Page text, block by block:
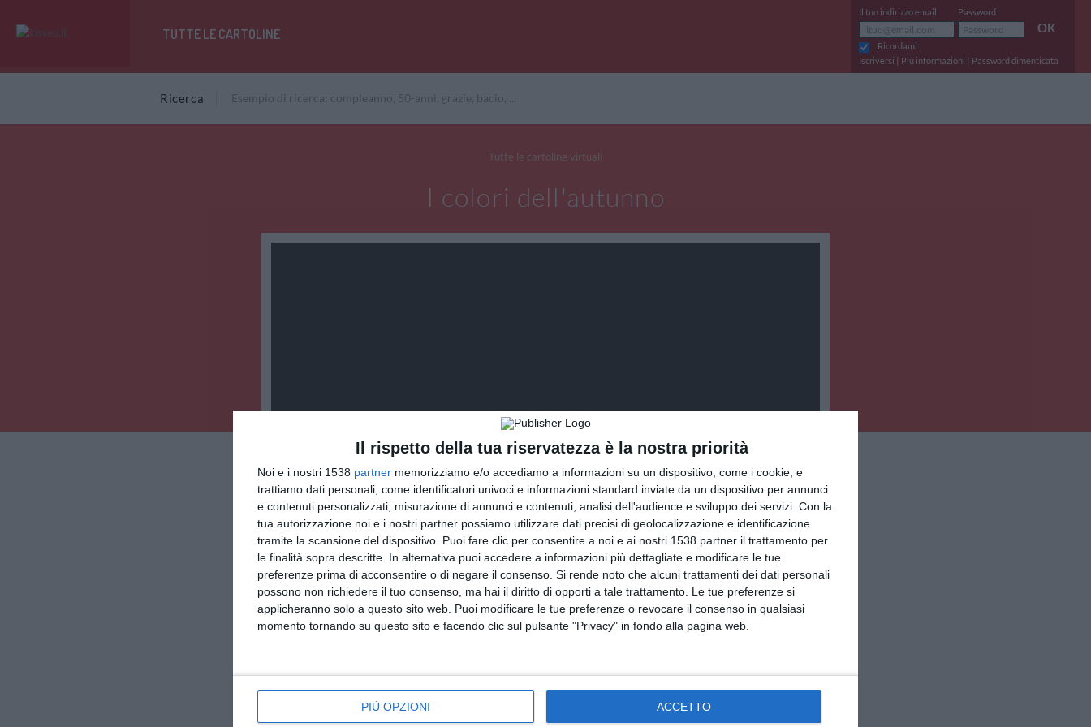
Il rispetto della tua riservatezza è la nostra priorità
Noi e i nostri 1538 partner memorizziamo e/o accediamo a informazioni su un dispositivo, come i cookie, e
trattiamo dati personali, come identificatori univoci e informazioni standard inviate da un dispositivo per annunci
e contenuti personalizzati, misurazione di annunci e contenuti, analisi dell'audience e sviluppo dei servizi. Con la
tua autorizzazione noi e i nostri partner possiamo utilizzare dati precisi di geolocalizzazione e identificazione
tramite la scansione del dispositivo. Puoi fare clic per consentire a noi e ai nostri 1538 partner il trattamento per
le finalità sopra descritte. In alternativa puoi accedere a informazioni più dettagliate e modificare le tue
preferenze prima di acconsentire o di negare il consenso. Si rende noto che alcuni trattamenti dei dati personali
possono non richiedere il tuo consenso, ma hai il diritto di opporti a tale trattamento. Le tue preferenze si
applicheranno solo a questo sito web. Puoi modificare le tue preferenze o revocare il consenso in qualsiasi
momento tornando su questo sito e facendo clic sul pulsante "Privacy" in fondo alla pagina web.
PIÙ OPZIONI ACCETTO
TUTTE LE CARTOLINE
Il tuo indirizzo email Password
OK
Ricordami
Iscriversi | Più informazioni | Password dimenticata
Ricerca
Tutte le cartoline virtuali
I colori dell'autunno
INVIA QUESTA CARTOLINA
via Email(GRATUITO)
CONDIVIDI QUESTA CARTOLINA